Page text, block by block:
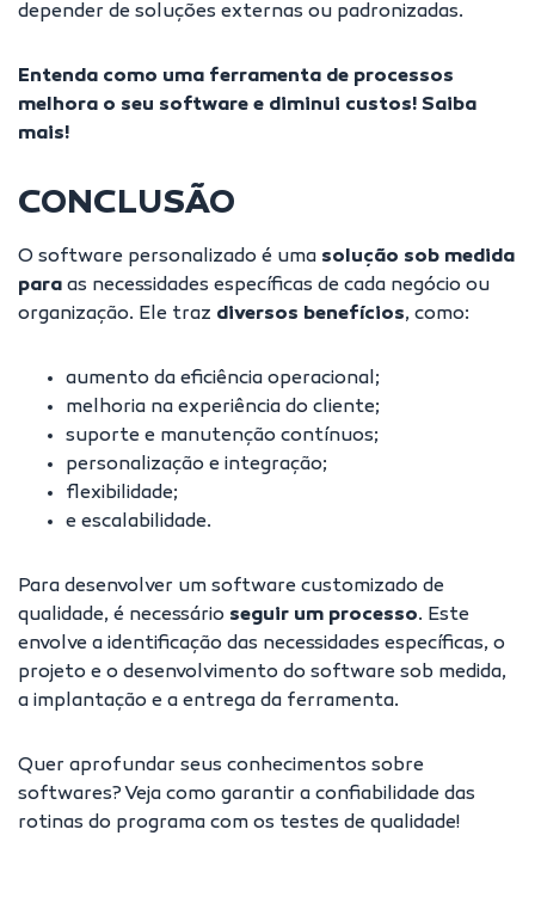
depender de soluções externas ou padronizadas.
Entenda como uma ferramenta de processos
melhora o seu software e diminui custos! Saiba
mais!
CONCLUSÃO
O software personalizado é uma solução sob medida
para as necessidades específicas de cada negócio ou
organização. Ele traz diversos benefícios, como:
aumento da eficiência operacional;
melhoria na experiência do cliente;
suporte e manutenção contínuos;
personalização e integração;
flexibilidade;
e escalabilidade.
Para desenvolver um software customizado de
qualidade, é necessário seguir um processo. Este
envolve a identificação das necessidades específicas, o
projeto e o desenvolvimento do software sob medida,
a implantação e a entrega da ferramenta.
Quer aprofundar seus conhecimentos sobre
softwares? Veja como garantir a confiabilidade das
rotinas do programa com os testes de qualidade!